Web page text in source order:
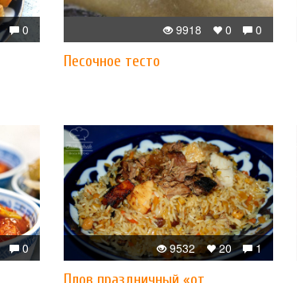
0 0
0
9918
Песочное тесто
0 1
20
9532